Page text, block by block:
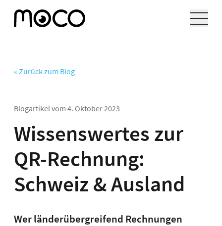
« Zurück zum Blog
Blogartikel vom 4. Oktober 2023
Wissenswertes zur
QR-Rechnung:
Schweiz & Ausland
Wer länderübergreifend Rechnungen